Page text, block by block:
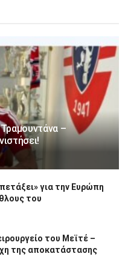
–
για την Ευρώπη
του
του Μεϊτέ –
της αποκατάστασης